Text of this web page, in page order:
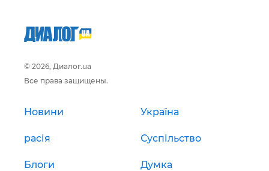
© 2026, Диалог.ua
Все права защищены.
Новини Україна
расія Суспільство
Блоги Думка